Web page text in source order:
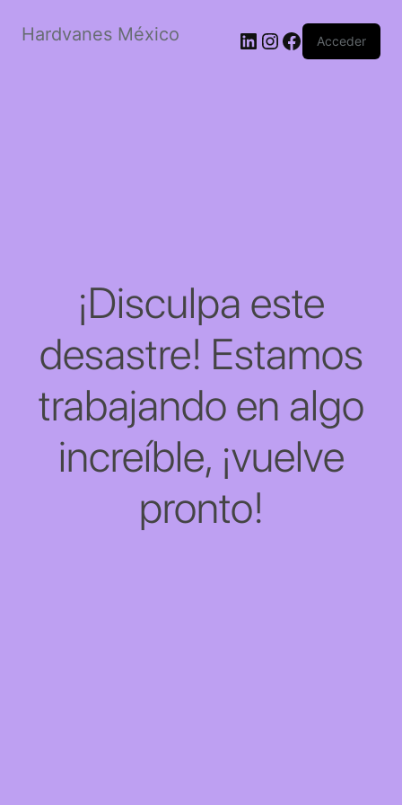
Hardvanes México LinkedIn
Instagram
Facebook
Acceder
¡Disculpa este
desastre! Estamos
trabajando en algo
increíble, ¡vuelve
pronto!